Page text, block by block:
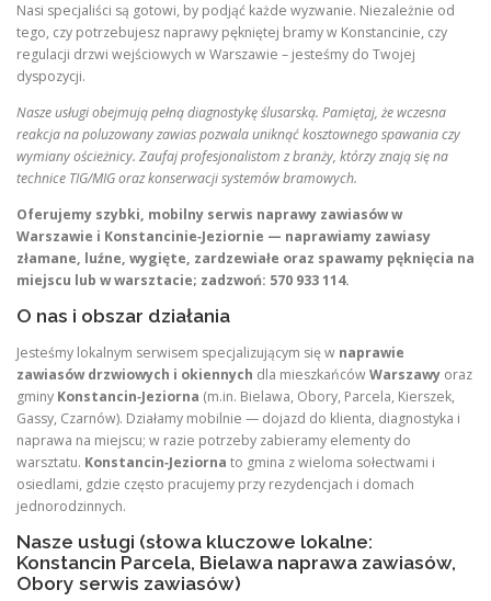
Nasi specjaliści są gotowi, by podjąć każde wyzwanie. Niezależnie od
tego, czy potrzebujesz naprawy pękniętej bramy w Konstancinie, czy
regulacji drzwi wejściowych w Warszawie – jesteśmy do Twojej
dyspozycji.
Nasze usługi obejmują pełną diagnostykę ślusarską. Pamiętaj, że wczesna
reakcja na poluzowany zawias pozwala uniknąć kosztownego spawania czy
wymiany ościeżnicy. Zaufaj profesjonalistom z branży, którzy znają się na
technice TIG/MIG oraz konserwacji systemów bramowych.
Oferujemy szybki, mobilny serwis naprawy zawiasów w
Warszawie i Konstancinie‑Jeziornie — naprawiamy zawiasy
złamane, luźne, wygięte, zardzewiałe oraz spawamy pęknięcia na
miejscu lub w warsztacie; zadzwoń: 570 933 114.
O nas i obszar działania
Jesteśmy lokalnym serwisem specjalizującym się w naprawie
zawiasów drzwiowych i okiennych dla mieszkańcówWarszawy oraz
gminy Konstancin‑Jeziorna (m.in. Bielawa, Obory, Parcela, Kierszek,
Gassy, Czarnów). Działamy mobilnie — dojazd do klienta, diagnostyka i
naprawa na miejscu; w razie potrzeby zabieramy elementy do
warsztatu. Konstancin‑Jeziorna to gmina z wieloma sołectwami i
osiedlami, gdzie często pracujemy przy rezydencjach i domach
jednorodzinnych.
Nasze usługi (słowa kluczowe lokalne:
Konstancin Parcela, Bielawa naprawa zawiasów,
Obory serwis zawiasów)